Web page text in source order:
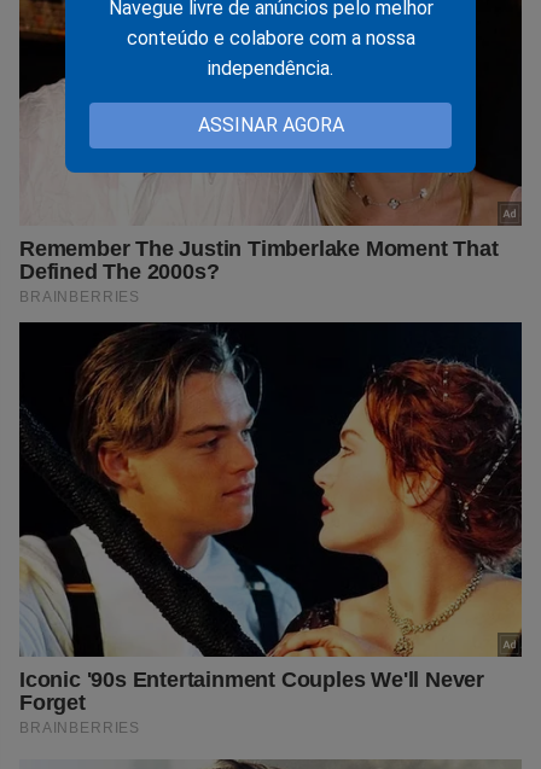
Navegue livre de anúncios pelo melhor
conteúdo e colabore com a nossa
independência.
ASSINAR AGORA